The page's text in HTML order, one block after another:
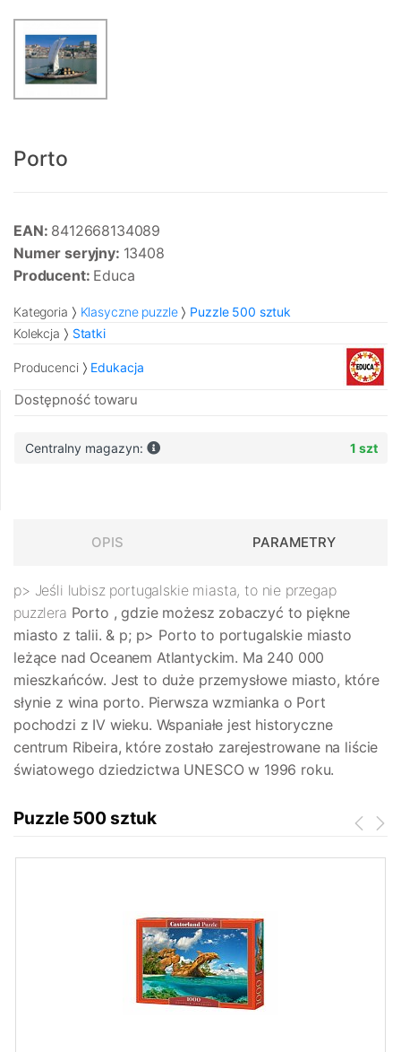
Porto
EAN: 8412668134089
Numer seryjny: 13408
Producent: Educa
Kategoria Klasyczne puzzle
Puzzle 500 sztuk
Kolekcja
Statki
Producenci Edukacja
Dostępność towaru
Centralny magazyn: 1 szt
OPIS PARAMETRY
p> Jeśli lubisz portugalskie miasta, to nie przegap
puzzlera Porto , gdzie możesz zobaczyć to piękne
miasto z talii. & p; p> Porto to portugalskie miasto
leżące nad Oceanem Atlantyckim. Ma 240 000
mieszkańców. Jest to duże przemysłowe miasto, które
słynie z wina porto. Pierwsza wzmianka o Port
pochodzi z IV wieku. Wspaniałe jest historyczne
centrum Ribeira, które zostało zarejestrowane na liście
światowego dziedzictwa UNESCO w 1996 roku.
Puzzle 500 sztuk